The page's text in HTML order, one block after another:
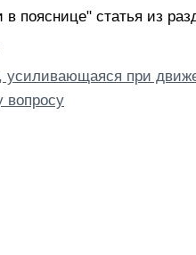
пояснице" статья из
усиливающаяся при
вопросу